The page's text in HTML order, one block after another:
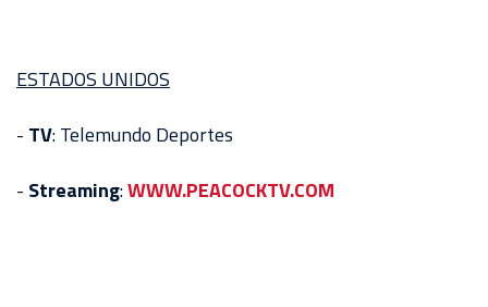
ESTADOS UNIDOS
- TV: Telemundo Deportes
- Streaming:WWW.PEACOCKTV.COM